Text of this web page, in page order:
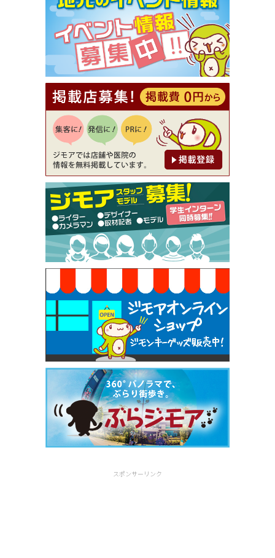
【ジモア限定①】初回割引 特価 VIO脱毛11,000円
⇒8,800円（メンズ専門ワックス脱毛サロン Mickle
（ミックル））
[有効期限]2026年9月30日
【ジモア読者特典2】コース 3,500円→3,000円（料
理5品+2時間飲み放題）（創作イタリアン Pia Cu
ore（ピアクオーレ））
[有効期限]2026年9月30日
【ジモア読者特典1】料理全品20％OFF ※18時以
降（創作イタリアン Pia Cuore（ピアクオーレ））
[有効期限]2026年9月30日
【ジモア限定②】初回割引 特価 鼻毛脱毛 半額 2,2
00円⇒1,100円（メンズ専門ワックス脱毛サロン Mi
ckle（ミックル））
[有効期限]2026年9月30日
【ジモア限定特典①】まつ毛カール 3,850円→ 2,7
50円（Premiere（プルミエール））
[有効期限]2026年9月30日
焼き餃子 一皿サービス（餃子酒場たっちゃん 西
早稲田店）
[有効期限]2026年9月30日
スポンサーリンク